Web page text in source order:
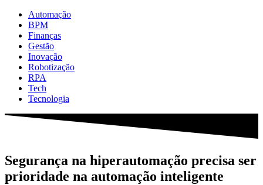
Automação
BPM
Finanças
Gestão
Inovação
Robotização
RPA
Tech
Tecnologia
Segurança na hiperautomação precisa ser
prioridade na automação inteligente